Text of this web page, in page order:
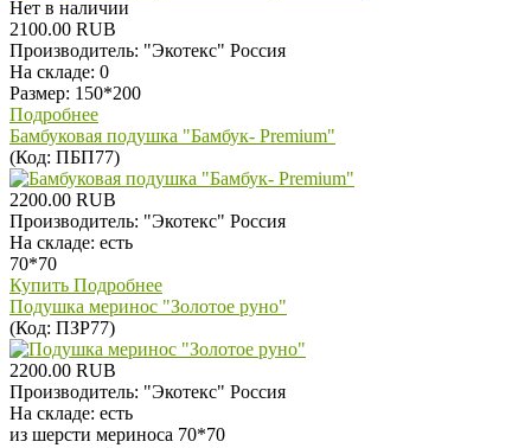
Нет в наличии
2100.00 RUB
Производитель: "Экотекс" Россия
На складе: 0
Размер: 150*200
Подробнее
Бамбуковая подушка "Бамбук- Premium"
(Код: ПБП77)
2200.00 RUB
Производитель: "Экотекс" Россия
На складе: есть
70*70
Купить Подробнее
Подушка меринос "Золотое руно"
(Код: ПЗР77)
2200.00 RUB
Производитель: "Экотекс" Россия
На складе: есть
из шерсти мериноса 70*70